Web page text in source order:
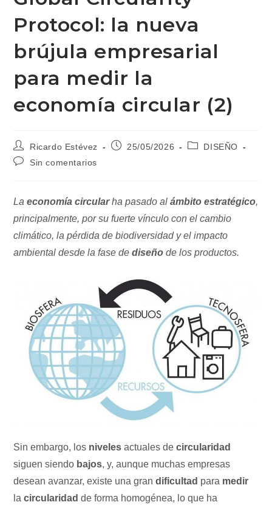
Protocol: la nueva
brújula empresarial
para medir la
economía circular (2)
Autor
de
la
Ricardo Estévez
Publicación
25/05/2026
Categoría
DISEÑO
Comentarios
Sin comentarios
Laeconomía circularha pasado alámbito estratégico,
principalmente, por su fuerte vínculo con el cambio
climático, la pérdida de biodiversidad y el impacto
ambiental desde la fase dediseño de los productos.
Sin embargo, los niveles actuales decircularidad
siguen siendo bajos, y, aunque muchas empresas
desean avanzar, existe una gran dificultad para medir
lacircularidad de forma homogénea, lo que ha